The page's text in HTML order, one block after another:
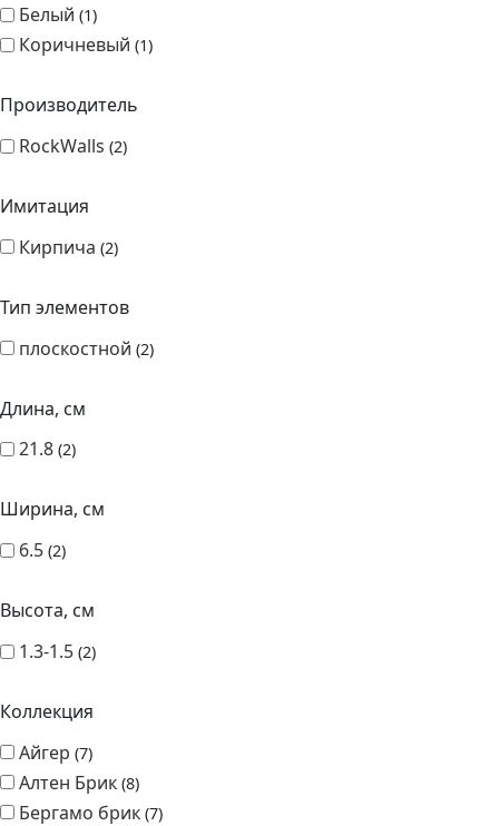
Белый 1
Коричневый 1
Производитель
RockWalls 2
Имитация
Кирпича 2
Тип элементов
плоскостной 2
Длина, см
21.8 2
Ширина, см
6.5 2
Высота, см
1.3-1.5 2
Коллекция
Айгер 7
Алтен Брик 8
Бергамо брик 7